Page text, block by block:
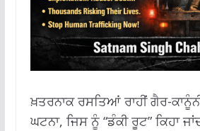
ਖ਼ਤਰਨਾਕ ਰਸਤਿਆਂ ਰਾਹੀਂ ਗੈਰ-
ਘਟਨਾ, ਜਿਸ ਨੂੰ “ਡੰਕੀ ਰੂਟ” ਕਿਹਾ